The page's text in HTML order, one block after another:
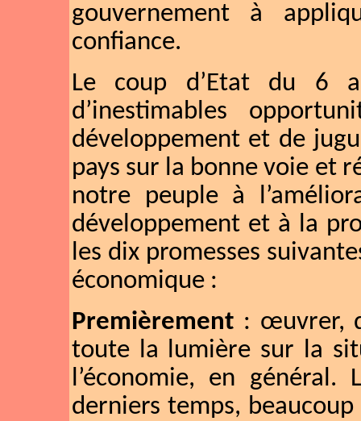
gouvernement à
confiance.
Le coup d’Etat du 6
d’inestimables
développement et de
pays sur la bonne voie et
notre peuple à
développement et à la
les dix promesses
économique :
Premièrement : œuvrer,
toute la lumière sur la
l’économie, en général.
derniers temps,